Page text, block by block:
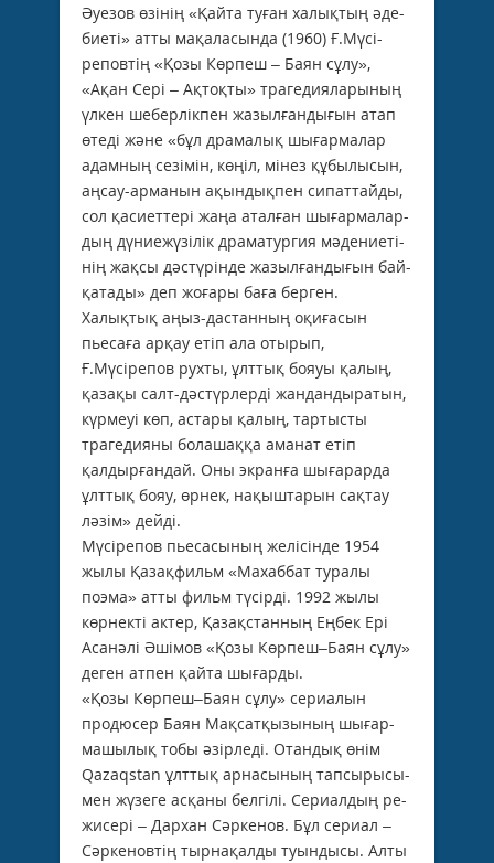
Әуезов өзінің «Қайта туған халықтың әде­
биеті» атты мақаласында (1960) Ғ.Мүсі­
реповтің «Қозы Көрпеш – Баян сұлу»,
«Ақан Сері – Ақтоқты» трагедияларының
үлкен шеберлікпен жазылғандығын атап
өтеді және «бұл драмалық шығармалар
адамның сезімін, көңіл, мінез құбылысын,
аңсау-арманын ақындықпен сипаттайды,
сол қасиеттері жаңа аталған шығармалар­
дың дүниежүзілік драматургия мәдениеті­
нің жақсы дәстүрінде жазылғандығын бай­
қатады» деп жоғары баға берген.
Халықтық аңыз-дастанның оқиғасын
пьесаға арқау етіп ала отырып,
Ғ.Мүсірепов рухты, ұлттық бояуы қалың,
қазақы салт-дәстүрлерді жандандыратын,
күрмеуі көп, астары қалың, тартысты
трагедияны болашаққа аманат етіп
қалдырғандай. Оны экранға шығарарда
ұлттық бояу, өрнек, нақыш­тарын сақтау
ләзім» дейді.
Мүсірепов пьесасының желісінде 1954
жылы Қазақфильм «Махаббат туралы
поэма» атты фильм түсірді. 1992 жылы
көрнекті актер, Қазақстанның Еңбек Ері
Асанәлі Әшімов «Қозы Көрпеш–Баян сұлу»
деген атпен қайта шығарды.
«Қозы Көрпеш–Баян сұлу» сериалын
продюсер Баян Мақсатқызының шығар­
машылық тобы әзірледі. Отандық өнім
Qazaq­stan ұлттық арнасының тапсыры­сы­
мен жүзеге асқаны белгілі. Сериалдың ре­
жисері – Дархан Сәркенов. Бұл сериал –
Сәркеновтің тырнақалды туындысы. Алты